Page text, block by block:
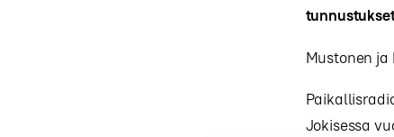
Mustonen
Jokisessa